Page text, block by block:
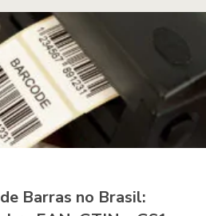
Barras no Brasil: